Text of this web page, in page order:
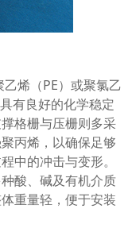
烯（PE）或聚氯乙
有良好的化学稳定
格栅与压栅则多采
丙烯，以确保足够
中的冲击与变形。
酸、碱及有机介质
重量轻，便于安装